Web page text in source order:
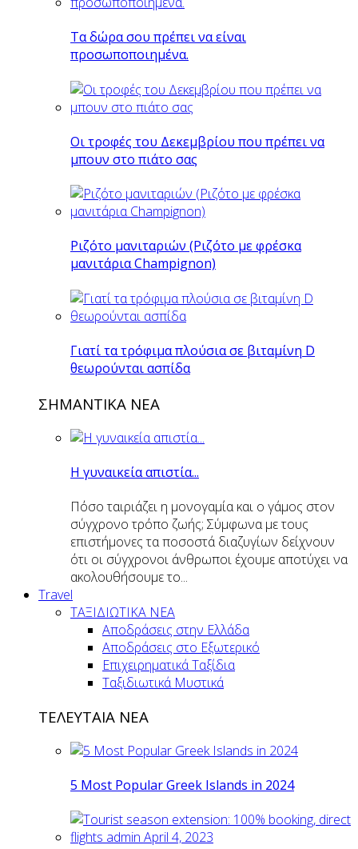
Tα δώρα σου πρέπει να είναι
προσωποποιημένα.
Οι τροφές του Δεκεμβρίου που πρέπει να
μπουν στο πιάτο σας
Ριζότο μανιταριών (Ριζότο με φρέσκα
μανιτάρια Champignon)
Γιατί τα τρόφιμα πλούσια σε βιταμίνη D
θεωρούνται ασπίδα
ΣΗΜΑΝΤΙΚΑ ΝΕΑ
Η γυναικεία απιστία...
Πόσο ταιριάζει η μονογαμία και ο γάμος στον
σύγχρονο τρόπο ζωής; Σύμφωνα με τους
επιστήμονες τα ποσοστά διαζυγίων δείχνουν
ότι οι σύγχρονοι άνθρωποι έχουμε αποτύχει να
ακολουθήσουμε το...
Travel
ΤΑΞΙΔΙΩΤΙΚΑ ΝΕΑ
Αποδράσεις στην Ελλάδα
Αποδράσεις στο Εξωτερικό
Επιχειρηματικά Ταξίδια
Ταξιδιωτικά Μυστικά
ΤΕΛΕΥΤΑΙΑ ΝΕΑ
5 Most Popular Greek Islands in 2024